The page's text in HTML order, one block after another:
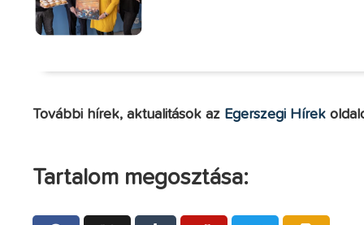
További hírek, aktualitások az Egerszegi Hírek
Tartalom megosztása: